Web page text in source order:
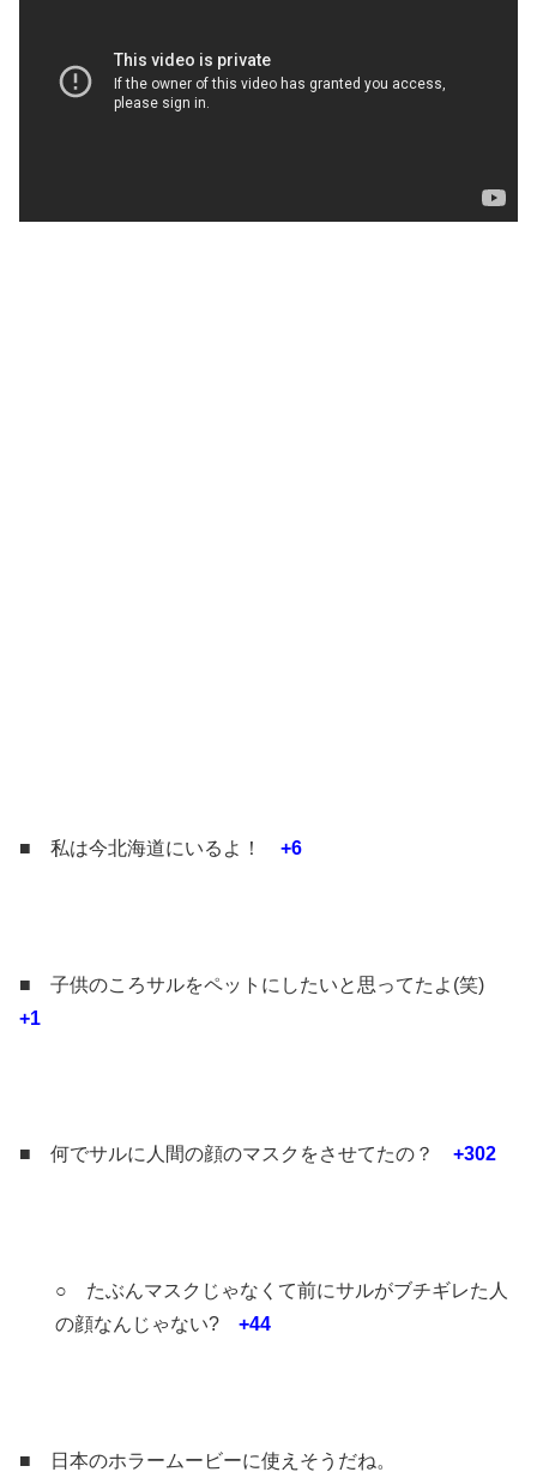
■ 私は今北海道にいるよ！ +6
■ 子供のころサルをペットにしたいと思ってたよ(笑)
+1
■ 何でサルに人間の顔のマスクをさせてたの？ +302
○ たぶんマスクじゃなくて前にサルがブチギレた人
の顔なんじゃない? +44
■ 日本のホラームービーに使えそうだね。